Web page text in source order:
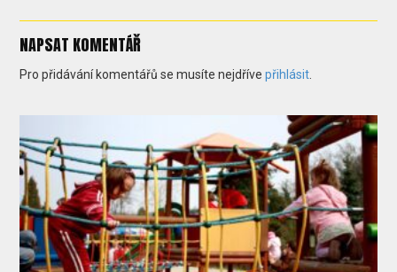
NAPSAT KOMENTÁŘ
Pro přidávání komentářů se musíte nejdřívepřihlásit